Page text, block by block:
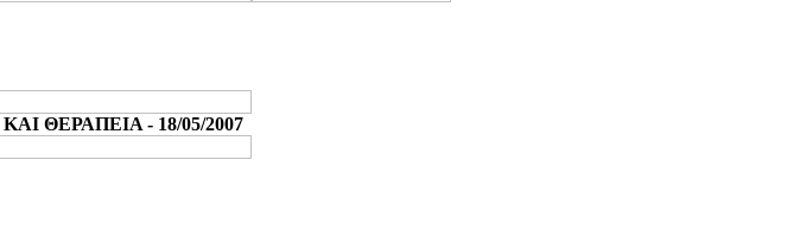
ΘΕΡΑΠΕΙΑ - 18/05/2007